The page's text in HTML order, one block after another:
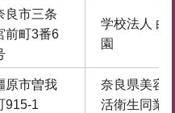
良市三条
前町3番6
学校法人 白
園
原市曽我
915-1
奈良県美容
活衛生同業